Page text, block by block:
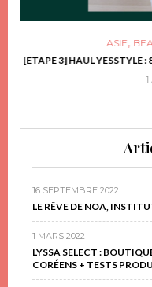
ASIE,
[ETAPE 3] HAUL YESSTYLE :
16 SEPTEMBRE 2022
LE RÊVE DE NOA,
1 MARS 2022
LYSSA SELECT :
CORÉENS + TESTS